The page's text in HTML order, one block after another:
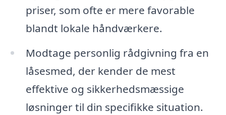
priser, som ofte er mere favorable
blandt lokale håndværkere.
Modtage personlig rådgivning fra en
låsesmed, der kender de mest
effektive og sikkerhedsmæssige
løsninger til din specifikke situation.